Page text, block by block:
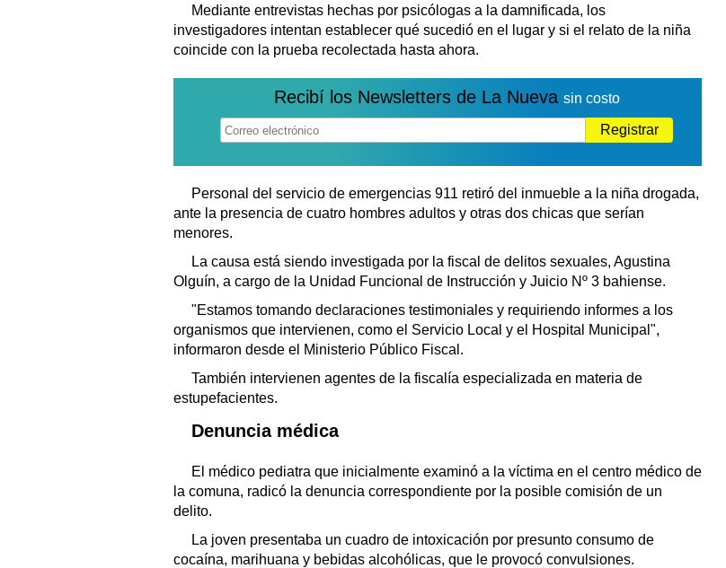
Mediante entrevistas hechas por psicólogas a la damnificada, los
investigadores intentan establecer qué sucedió en el lugar y si el relato de la niña
coincide con la prueba recolectada hasta ahora.
Recibí los Newsletters de La Nueva sin costo
Registrar
Personal del servicio de emergencias 911 retiró del inmueble a la niña drogada,
ante la presencia de cuatro hombres adultos y otras dos chicas que serían
menores.
La causa está siendo investigada por la fiscal de delitos sexuales, Agustina
Olguín, a cargo de la Unidad Funcional de Instrucción y Juicio Nº 3 bahiense.
"Estamos tomando declaraciones testimoniales y requiriendo informes a los
organismos que intervienen, como el Servicio Local y el Hospital Municipal",
informaron desde el Ministerio Público Fiscal.
También intervienen agentes de la fiscalía especializada en materia de
estupefacientes.
Denuncia médica
El médico pediatra que inicialmente examinó a la víctima en el centro médico de
la comuna, radicó la denuncia correspondiente por la posible comisión de un
delito.
La joven presentaba un cuadro de intoxicación por presunto consumo de
cocaína, marihuana y bebidas alcohólicas, que le provocó convulsiones.